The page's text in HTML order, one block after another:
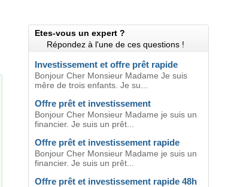
Etes-vous un expert ?
Répondez à l'une de ces questions !
Investissement et offre prêt rapide
Bonjour Cher Monsieur Madame Je suis
mêre de trois enfants. Je su...
Offre prêt et investissement
Bonjour Cher Monsieur Madame je suis un
financier. Je suis un prêt...
Offre prêt et investissement rapide
Bonjour Cher Monsieur Madame je suis un
financier. Je suis un prêt...
Offre prêt et investissement rapide 48h